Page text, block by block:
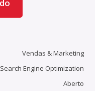
Vendas & Marketing
Search Engine Optimization
Aberto